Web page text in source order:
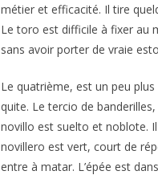
métier et efficacité. Il tire
Le toro est difficile à fixer au
sans avoir porter de vraie
Le quatrième, est un peu
quite. Le tercio de
novillo est suelto et noblote.
novillero est vert, court de
entre à matar. L’épée est